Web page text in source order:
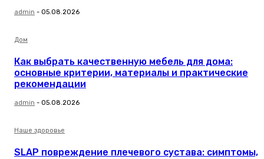
admin - 05.08.2026
Дом
Как выбрать качественную мебель для дома:
основные критерии, материалы и практические
рекомендации
admin - 05.08.2026
Наше здоровье
SLAP повреждение плечевого сустава: симптомы,